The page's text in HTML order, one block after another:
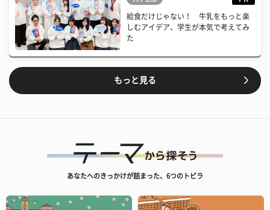
給食だけじゃない！ 牛乳をもっと楽
しむアイデア、学生が本気で考えてみ
た
もっと見る
あなたへのきっかけが詰まった、6つのトビラ